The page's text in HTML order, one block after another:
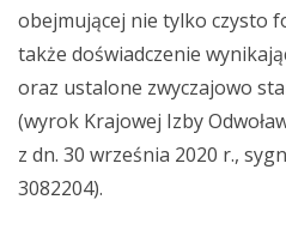
obejmującej nie tylko czysto
także doświadczenie
oraz ustalone zwyczajowo
(wyrok Krajowej Izby
z dn. 30 września 2020 r.,
3082204).